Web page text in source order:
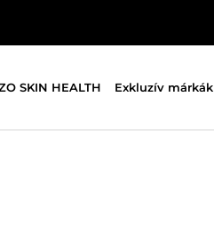
SKIN HEALTH Exkluzív márkák